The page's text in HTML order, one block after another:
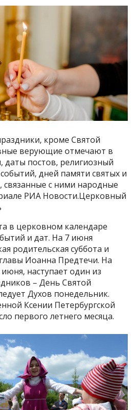
кроме Святой
верующие отмечают в
даты постов, религиозный
дней памяти святых и
связанные с ними народные
РИА Новости.Церковный
в церковном календаре
и дат. На 7 июня
родительская суббота и
Иоанна Предтечи. На
наступает один из
– День Святой
Духов понедельник.
Ксении Петербургской
первого летнего месяца.